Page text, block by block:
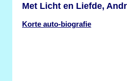
Met Licht en Liefde,
Korte auto-biografie